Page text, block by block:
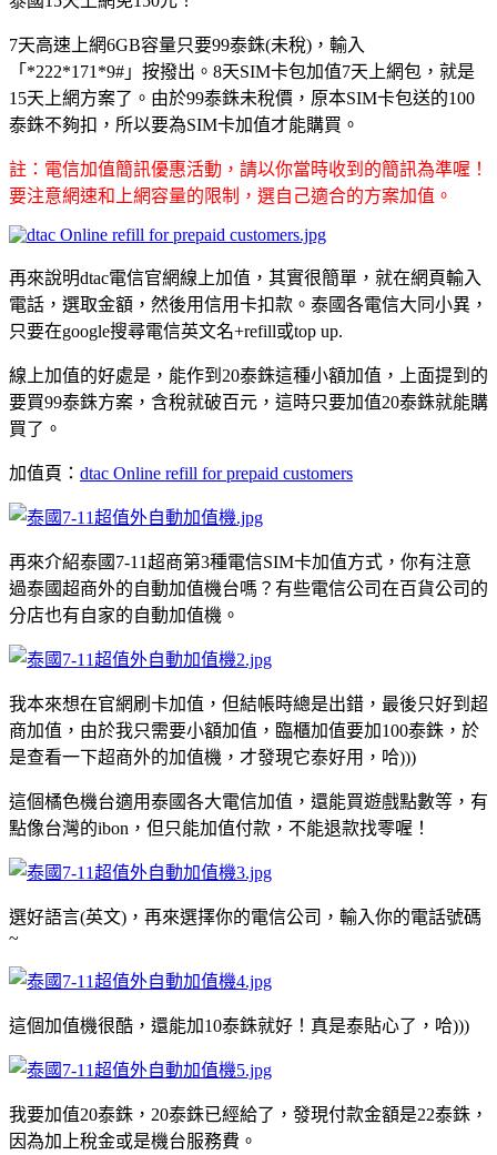
7天高速上網6GB容量只要99泰銖(未稅)，輸入
「*222*171*9#」按撥出。8天SIM卡包加值7天上網包，就是
15天上網方案了。由於99泰銖未稅價，原本SIM卡包送的100
泰銖不夠扣，所以要為SIM卡加值才能購買。
註：電信加值簡訊優惠活動，請以你當時收到的簡訊為準喔！
要注意網速和上網容量的限制，選自己適合的方案加值。
再來說明dtac電信官網線上加值，其實很簡單，就在網頁輸入
電話，選取金額，然後用信用卡扣款。泰國各電信大同小異，
只要在google搜尋電信英文名+refill或top up.
線上加值的好處是，能作到20泰銖這種小額加值，上面提到的
要買99泰銖方案，含稅就破百元，這時只要加值20泰銖就能購
買了。
加值頁： dtac Online refill for prepaid customers
再來介紹泰國7-11超商第3種電信SIM卡加值方式，你有注意
過泰國超商外的自動加值機台嗎？有些電信公司在百貨公司的
分店也有自家的自動加值機。
我本來想在官網刷卡加值，但結帳時總是出錯，最後只好到超
商加值，由於我只需要小額加值，臨櫃加值要加100泰銖，於
是查看一下超商外的加值機，才發現它泰好用，哈)))
這個橘色機台適用泰國各大電信加值，還能買遊戲點數等，有
點像台灣的ibon，但只能加值付款，不能退款找零喔！
選好語言(英文)，再來選擇你的電信公司，輸入你的電話號碼
~
這個加值機很酷，還能加10泰銖就好！真是泰貼心了，哈)))
我要加值20泰銖，20泰銖已經給了，發現付款金額是22泰銖，
因為加上稅金或是機台服務費。